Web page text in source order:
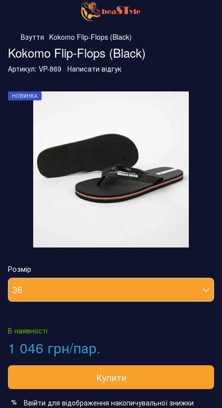
Взуття Kokomo Flip-Flops (Black)
Kokomo Flip-Flops (Black)
Артикул: VP-869 Написати відгук
НОВИНКА
Розмір
36
В наявності
1 046 грн/пар.
Купити
% Ввійти для відображення накопичувальної знижки